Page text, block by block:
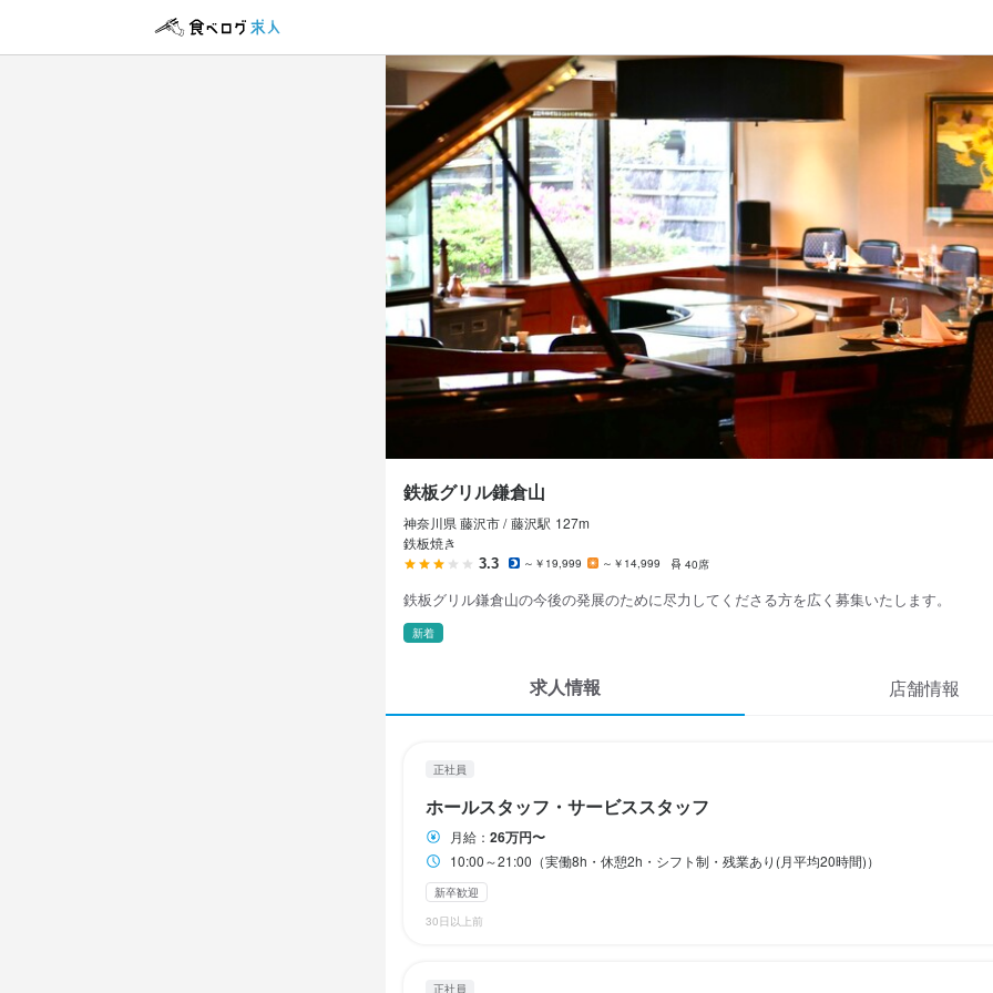
鉄板グリル鎌倉山
神奈川県 藤沢市 / 藤沢駅 127m
鉄板焼き
3.3 ～￥19,999 ～￥14,999 40席
鉄板グリル鎌倉山の今後の発展のために尽力してくださる方を広く募集いたします。
新着
求人情報 店舗情報
正社員
ホールスタッフ・サービススタッフ
月給： 26万円〜
10:00～21:00（実働8h・休憩2h・シフト制・残業あり(月平均20時間)）
新卒歓迎
30日以上前
正社員
正社員 鉄板グリル鎌倉山
ホールスタッフ・サービススタッフ
ホールスタッフ・サービススタッフ
月給260,000円〜
勤務時間
10:00～21:00（実働8h・休憩2h・シフト制・残業あり(月平均20時間)）
長期勤務歓迎 シフト制
休日・休暇
月8日休み／夏季休暇3日／年末年始休暇3日（年間休日102日）
月8日以上休みあり 夏季休暇あり
待遇
・契約期間の定めなし
・受動喫煙防止措置：屋内原則禁煙（喫煙専用室あり）
まかない・食事補助あり 社会保険完備 制服貸与
特徴
学歴不問 新卒歓迎 フリーター歓迎
仕事内容
正社員 鉄板グリル鎌倉山
調理補助・調理見習い
調理補助・調理見習い
月給260,000円〜
ボーナス・賞与あり 昇給あり 交通費支給
勤務時間
10:00～21:00（実働8.5h・休憩2h・シフト制・残業あり(月平均20時間)）
終電考慮あり 残業月20時間以下 転勤なし 長期勤務歓迎 シフト制
休日・休暇
週休2日、年末年始休暇3日あり、夏季休暇3日あり
月8日以上休みあり
待遇
・社会保険完備（厚生年金、雇用保険、健康保険、労災保険）
特徴
新卒歓迎 女性活躍中
仕事内容
アルバイト・パート 鉄板グリル鎌倉山
ホールスタッフ・サービススタッフ
ホールスタッフ・サービススタッフ
時給1,250円〜1,300円
交通費支給 扶養内勤務OK
研修期間
研修期間はありません、仕事内容を把握していただいたうえで接客に関し問題がなけ
00円の支給となります。
収入例
勤務時間
10:00～21:00（休憩2時間　シフト制、週２日～OK、1日4時間～OK） 土日固定で勤
ランチタイムのみ勤務OK 終電考慮あり ダブルワーク・副業OK
休日・休暇
毎月更新のシフト制
月8日以上休みあり
アルバイト・パート 鉄板グリル鎌倉山
皿洗い・洗い場
皿洗い・洗い場
時給1,250円〜
交通費支給 扶養内勤務OK
研修期間
無し
収入例
勤務時間
10：００～15：00　　17：00～21：00　土日は昼夜通しの勤務可能な方歓迎　希望
えで相談、毎月シフト作成します。　学生　主婦　フリーターの方歓迎。
ランチタイムのみ勤務OK ダブルワーク・副業OK 転勤なし 週1日からOK 週2日からOK
シフト制
土日祝のみ勤務OK
待遇
・半年契約（更新可）
・社会保険完備（雇用保険、労災保険）